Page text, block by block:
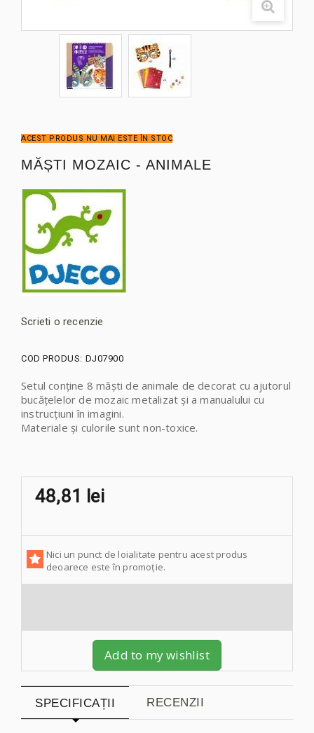
ACEST PRODUS NU MAI ESTE ÎN STOC
MĂȘTI MOZAIC - ANIMALE
Scrieti o recenzie
COD PRODUS: DJ07900
Setul conține 8 măști de animale de decorat cu ajutorul
bucățelelor de mozaic metalizat și a manualului cu
instrucțiuni în imagini.
Materiale și culorile sunt non-toxice.
48,81 lei
Nici un punct de loialitate pentru acest produs
deoarece este în promoție.
Add to my wishlist
SPECIFICAȚII RECENZII